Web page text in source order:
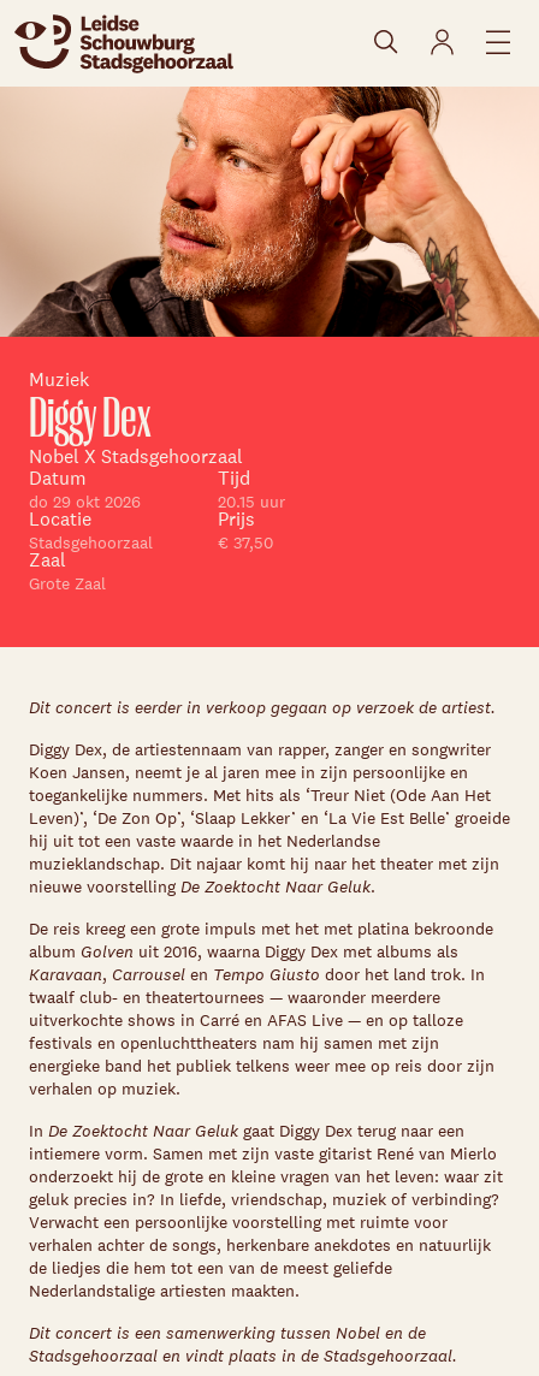
naar agenda
Muziek
Diggy Dex
Nobel X Stadsgehoorzaal
Datum
do 29 okt 2026
Tijd
20.15 uur
Locatie
Stadsgehoorzaal
Prijs
€ 37,50
Zaal
Grote Zaal
Dit concert is eerder in verkoop gegaan op verzoek de artiest.
Diggy Dex, de artiestennaam van rapper, zanger en songwriter
Koen Jansen, neemt je al jaren mee in zijn persoonlijke en
toegankelijke nummers. Met hits als ‘Treur Niet (Ode Aan Het
Leven)’, ‘De Zon Op’, ‘Slaap Lekker’ en ‘La Vie Est Belle’ groeide
hij uit tot een vaste waarde in het Nederlandse
muzieklandschap. Dit najaar komt hij naar het theater met zijn
nieuwe voorstelling De Zoektocht Naar Geluk.
De reis kreeg een grote impuls met het met platina bekroonde
album Golven uit 2016, waarna Diggy Dex met albums als
Karavaan, Carrousel en Tempo Giusto door het land trok. In
twaalf club- en theatertournees — waaronder meerdere
uitverkochte shows in Carré en AFAS Live — en op talloze
festivals en openluchttheaters nam hij samen met zijn
energieke band het publiek telkens weer mee op reis door zijn
verhalen op muziek.
In De Zoektocht Naar Geluk gaat Diggy Dex terug naar een
intiemere vorm. Samen met zijn vaste gitarist René van Mierlo
onderzoekt hij de grote en kleine vragen van het leven: waar zit
geluk precies in? In liefde, vriendschap, muziek of verbinding?
Verwacht een persoonlijke voorstelling met ruimte voor
verhalen achter de songs, herkenbare anekdotes en natuurlijk
de liedjes die hem tot een van de meest geliefde
Nederlandstalige artiesten maakten.
Dit concert is een samenwerking tussen Nobel en de
Stadsgehoorzaal en vindt plaats in de Stadsgehoorzaal.